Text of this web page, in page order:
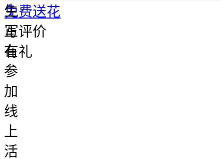
生
正
在
参
加
线
上
活
免费送花
写评价
有礼